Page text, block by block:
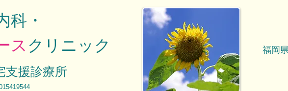
科・
ス クリニック
支援診療所
福岡